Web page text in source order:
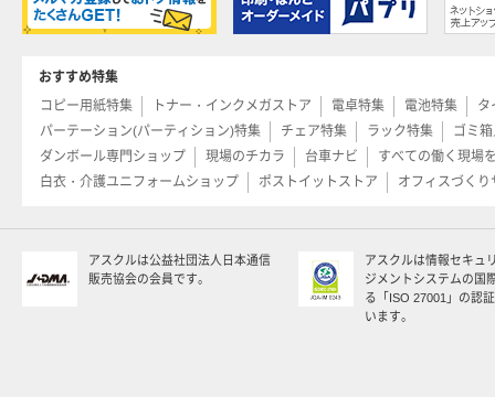
おすすめ特集
コピー用紙特集
トナー・インクメガストア 電卓特集 電池特集
タ
パーテーション(パーティション)特集
チェア特集 ラック特集
ゴミ
ダンボール専門ショップ
現場のチカラ 台車ナビ
すべての働く現場
白衣・介護ユニフォームショップ
ポストイットストア オフィスづくり
アスクルは公益社団法人日本通信
販売協会の会員です。
アスクルは情報セキュ
ジメントシステムの国
る「ISO 27001」の認
います。